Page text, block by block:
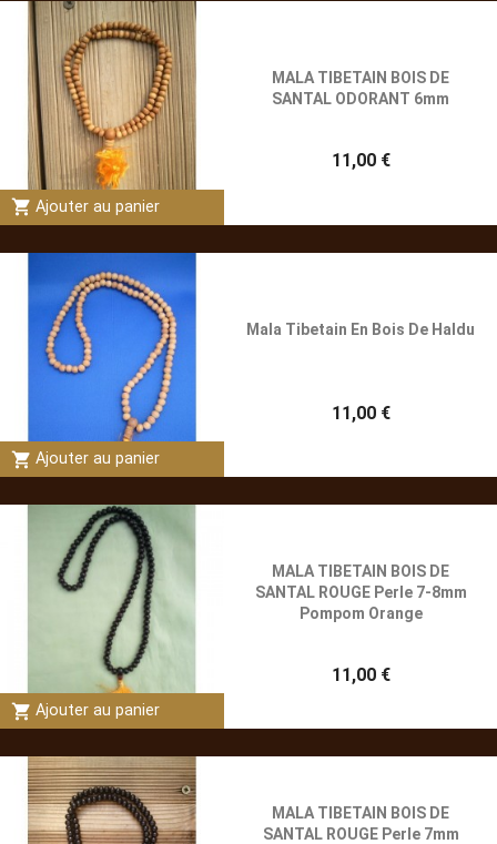
shopping_cart Ajouter au panier
MALA TIBETAIN BOIS DE
SANTAL ODORANT 6mm
11,00 €
shopping_cart Ajouter au panier
Mala Tibetain En Bois De Haldu
11,00 €
shopping_cart Ajouter au panier
MALA TIBETAIN BOIS DE
SANTAL ROUGE Perle 7-8mm
Pompom Orange
11,00 €
MALA TIBETAIN BOIS DE
SANTAL ROUGE Perle 7mm